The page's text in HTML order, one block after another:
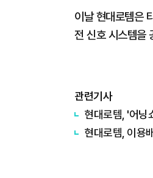
이날 현대로템은
전 신호 시스템을
관련기사
현대로템, '어닝
현대로템, 이용